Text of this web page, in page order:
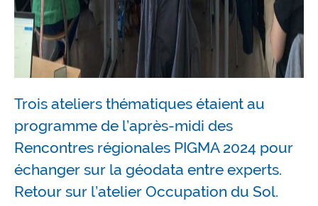
Trois ateliers thématiques étaient au
programme de l’après-midi des
Rencontres régionales PIGMA 2024 pour
échanger sur la géodata entre experts.
Retour sur l’atelier Occupation du Sol.